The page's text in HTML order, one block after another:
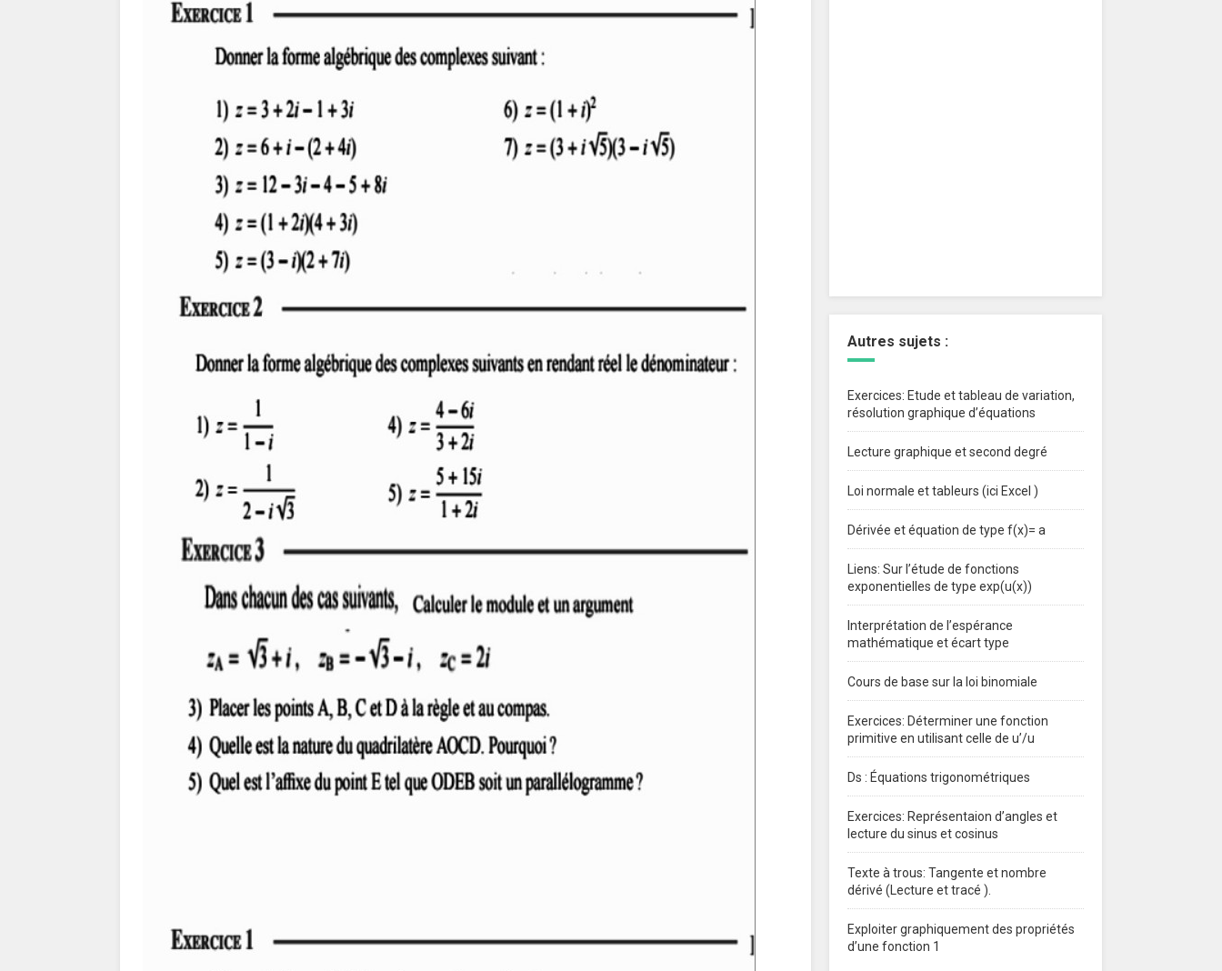
Autres sujets :
Exercices: Etude et tableau de variation,
résolution graphique d’équations
Lecture graphique et second degré
Loi normale et tableurs (ici Excel )
Dérivée et équation de type f(x)= a
Liens: Sur l’étude de fonctions
exponentielles de type exp(u(x))
Interprétation de l’espérance
mathématique et écart type
Cours de base sur la loi binomiale
Exercices: Déterminer une fonction
primitive en utilisant celle de u’/u
Ds : Équations trigonométriques
Exercices: Représentaion d’angles et
lecture du sinus et cosinus
Texte à trous: Tangente et nombre
dérivé (Lecture et tracé ).
Exploiter graphiquement des propriétés
d’une fonction 1